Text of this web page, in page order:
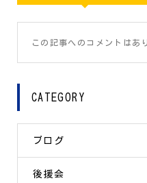
この記事へのコメントはあ
CATEGORY
ブログ
後援会